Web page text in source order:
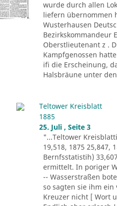
wurde durch allen
liefern übernommen
Wusterhausen
Bezirkskommandeur
Oberstlieutenant z .
Kampfgenossen
ifi die Erscheinung,
Halsbräune unter
Teltower Kreisblatt
1885
25. Juli , Seite 3
"...Teltower
19,518, 1875 25,847,
Bernfsstatistih)
ermittelt. In poriger
-- Wasserstraßen
so sagten sie ihm
Kreuzer nicht [ Wort